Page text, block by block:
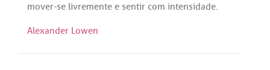
mover-se livremente e sentir com intensidade.
Alexander Lowen